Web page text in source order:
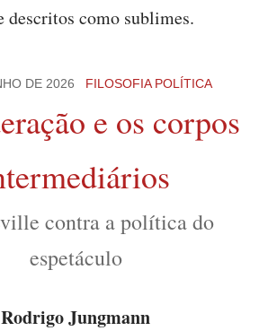
descritos como sublimes.
DE 2026 FILOSOFIA POLÍTICA
e os corpos
contra a política do
espetáculo
Rodrigo Jungmann